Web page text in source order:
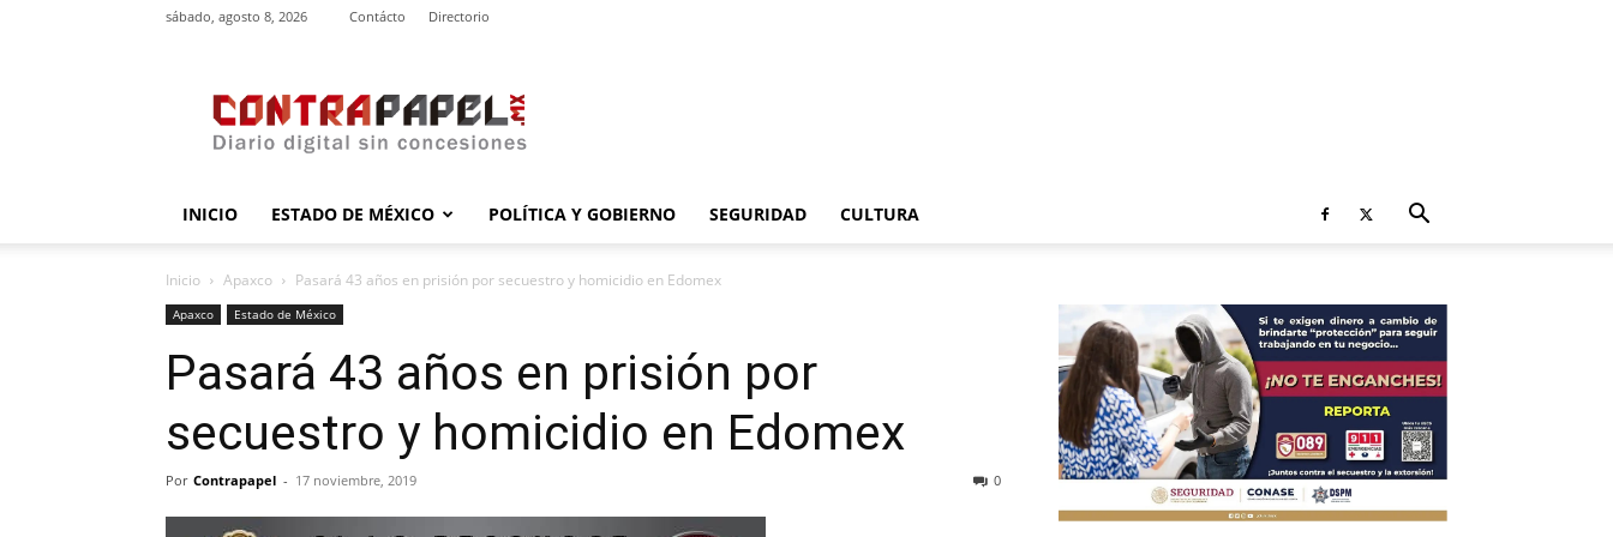
sábado, agosto 8, 2026 Contácto Directorio
INICIO ESTADO DE MÉXICO POLÍTICA Y GOBIERNO SEGURIDAD CULTURA
Inicio Apaxco Pasará 43 años en prisión por secuestro y homicidio en Edomex
Apaxco Estado de México
Pasará 43 años en prisión por
secuestro y homicidio en Edomex
Por Contrapapel - 17 noviembre, 2019 0